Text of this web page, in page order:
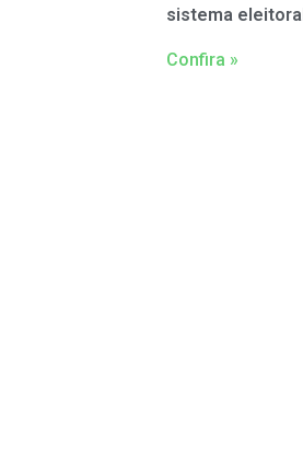
sistema eleitoral
Confira »